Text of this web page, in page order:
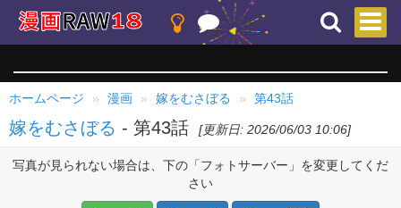
ホームページ 漫画 嫁をむさぼる 第43話
嫁をむさぼる - 第43話 [更新日: 2026/06/03 10:06]
写真が見られない場合は、下の「フォトサーバー」を変更してくだ
さい